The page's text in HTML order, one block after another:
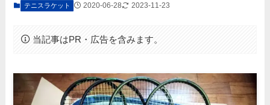
テニスラケット 2020-06-28 2023-11-23
当記事はPR・広告を含みます。